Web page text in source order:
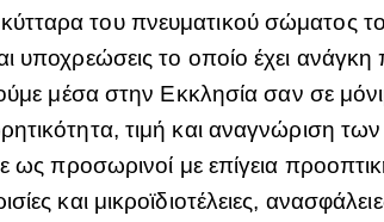
του πνευματικού σώματος
υποχρεώσεις το οποίο έχει ανάγκη
μέσα στην Εκκλησία σαν σε
τιμή και αναγνώριση
προσωρινοί με επίγεια
και μικροϊδιοτέλειες,